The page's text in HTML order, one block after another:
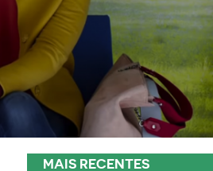
MAIS RECENTES